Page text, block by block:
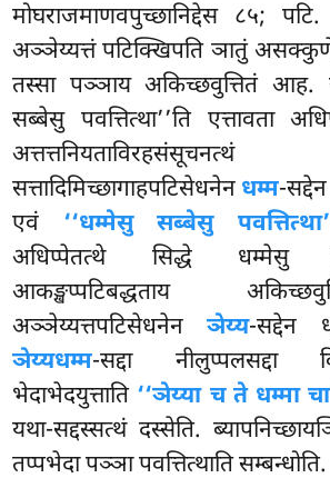
मोघराजमाणवपुच्छानिद्देस ८५;
अञ्ञेय्यत्तं पटिक्खिपति ञातुं
तस्सा पञ्ञाय अकिच्छवुत्तितं आह.
सब्बेसु पवत्तित्था’’ति एत्तावता
सत्तादिमिच्छागाहपटिसेधनेन धम्म-
एवं ‘‘धम्मेसु सब्बेसु
अधिप्पेतत्थे सिद्धे धम्मेसु
आकङ्खप्पटिबद्धताय
अञ्ञेय्यत्तपटिसेधनेनञेय्य-सद्देन
ञेय्यधम्म-सद्दा
भेदाभेदयुत्ताति ‘‘ञेय्या च ते धम्मा
यथा-सद्दस्सत्थं दस्सेति.
तप्पभेदा पञ्ञा पवत्तित्थाति सम्बन्धोति.